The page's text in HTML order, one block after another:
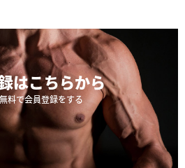
はこちらから
料で会員登録をする